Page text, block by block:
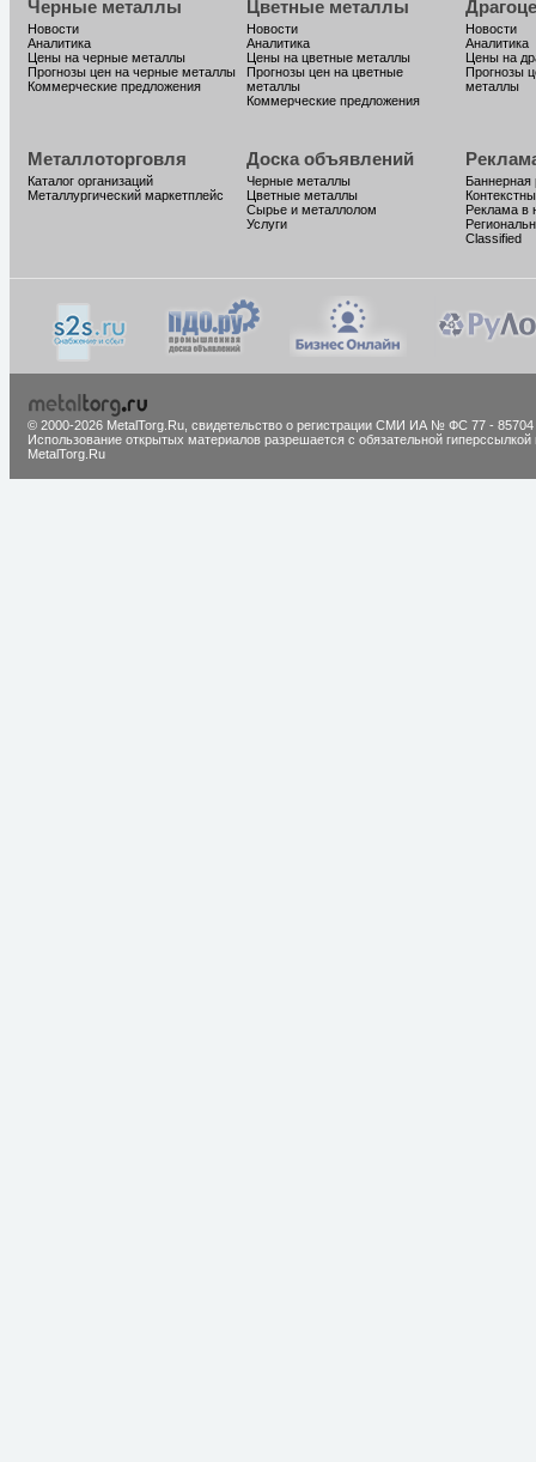
Черные металлы
Новости
Аналитика
Цены на черные металлы
Прогнозы цен на черные металлы
Коммерческие предложения
Цветные металлы
Новости
Аналитика
Цены на цветные металлы
Прогнозы цен на цветные
металлы
Коммерческие предложения
Новости
Аналитика
Цены на
Прогнозы
металлы
Металлоторговля
Каталог организаций
Металлургический маркетплейс
Доска объявлений
Черные металлы
Цветные металлы
Сырье и металлолом
Услуги
Баннерная
Реклама в
Classified
© 2000-2026 MetalTorg.Ru, cвидетельство о регистрации СМИ ИА № ФС 77 - 85704
Использование открытых материалов разрешается с обязательной гиперссылкой
MetalTorg.Ru